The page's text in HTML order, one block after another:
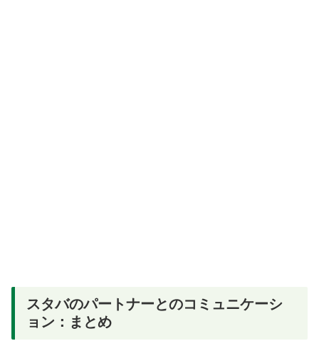
スタバのパートナーとのコミュニケーシ
ョン：まとめ